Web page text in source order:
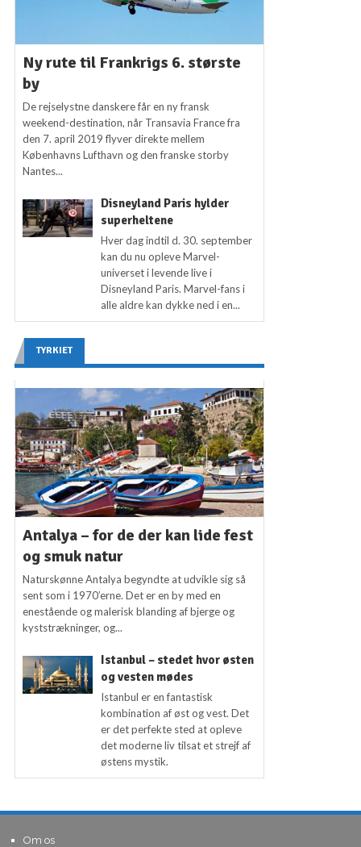
Ny rute til Frankrigs 6. største
by
De rejselystne danskere får en ny fransk
weekend-destination, når Transavia France fra
den 7. april 2019 flyver direkte mellem
Københavns Lufthavn og den franske storby
Nantes...
Disneyland Paris hylder
superheltene
Hver dag indtil d. 30. september
kan du nu opleve Marvel-
universet i levende live i
Disneyland Paris. Marvel-fans i
alle aldre kan dykke ned i en...
TYRKIET
Antalya – for de der kan lide fest
og smuk natur
Naturskønne Antalya begyndte at udvikle sig så
sent som i 1970’erne. Det er en by med en
enestående og malerisk blanding af bjerge og
kyststrækninger, og...
Istanbul – stedet hvor østen
og vesten mødes
Istanbul er en fantastisk
kombination af øst og vest. Det
er det perfekte sted at opleve
det moderne liv tilsat et strejf af
østens mystik.
Om os